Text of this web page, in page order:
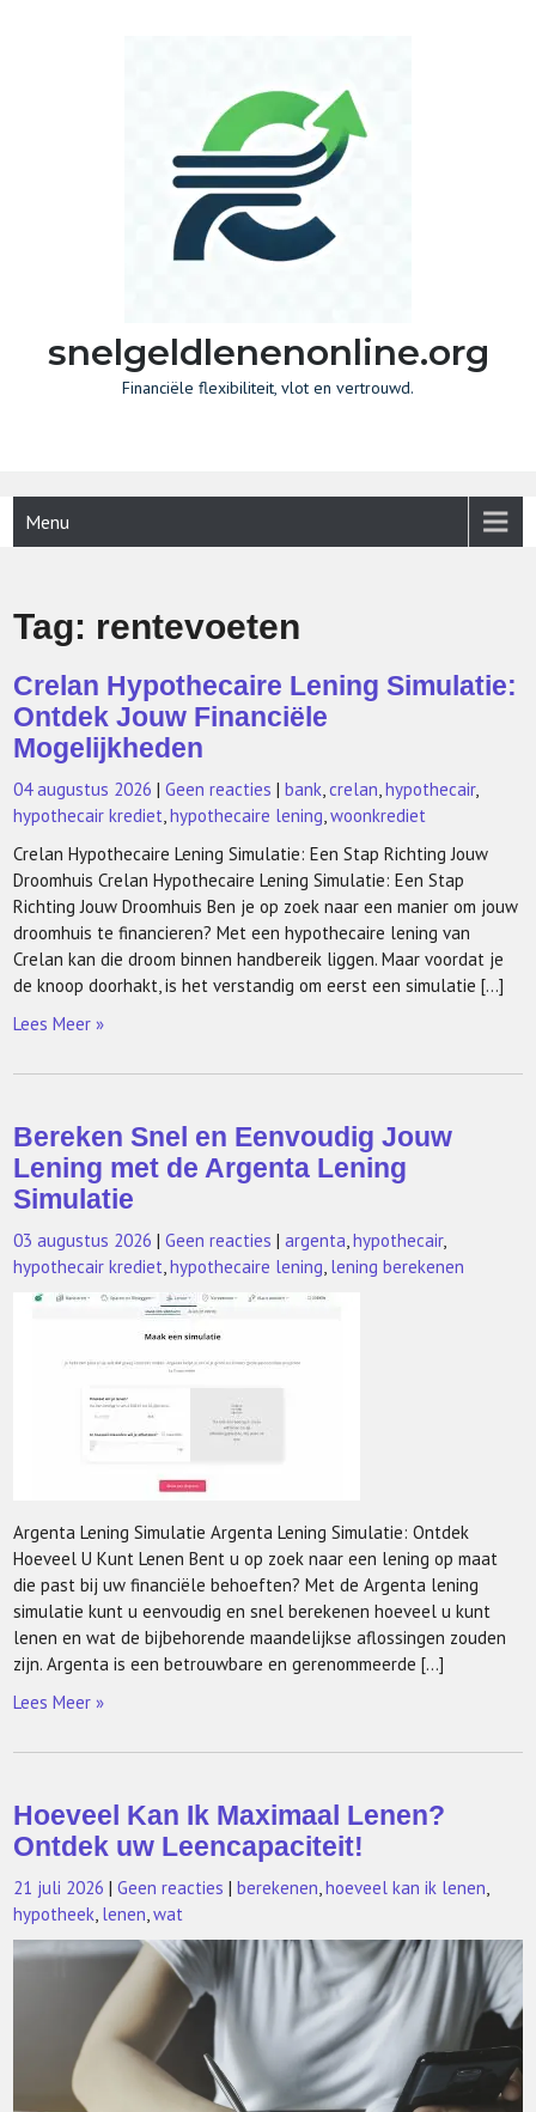
snelgeldlenenonline.org
Financiële flexibiliteit, vlot en vertrouwd.
Menu
Tag: rentevoeten
Crelan Hypothecaire Lening Simulatie:
Ontdek Jouw Financiële
Mogelijkheden
04 augustus 2026 |Geen reacties |bank,crelan,hypothecair,
hypothecair krediet,hypothecaire lening,woonkrediet
Crelan Hypothecaire Lening Simulatie: Een Stap Richting Jouw
Droomhuis Crelan Hypothecaire Lening Simulatie: Een Stap
Richting Jouw Droomhuis Ben je op zoek naar een manier om jouw
droomhuis te financieren? Met een hypothecaire lening van
Crelan kan die droom binnen handbereik liggen. Maar voordat je
de knoop doorhakt, is het verstandig om eerst een simulatie […]
Lees Meer »
Bereken Snel en Eenvoudig Jouw
Lening met de Argenta Lening
Simulatie
03 augustus 2026 |Geen reacties |argenta,hypothecair,
hypothecair krediet,hypothecaire lening, lening berekenen
Argenta Lening Simulatie Argenta Lening Simulatie: Ontdek
Hoeveel U Kunt Lenen Bent u op zoek naar een lening op maat
die past bij uw financiële behoeften? Met de Argenta lening
simulatie kunt u eenvoudig en snel berekenen hoeveel u kunt
lenen en wat de bijbehorende maandelijkse aflossingen zouden
zijn. Argenta is een betrouwbare en gerenommeerde […]
Lees Meer »
Hoeveel Kan Ik Maximaal Lenen?
Ontdek uw Leencapaciteit!
21 juli 2026 |Geen reacties |berekenen,hoeveel kan ik lenen,
hypotheek, lenen,wat